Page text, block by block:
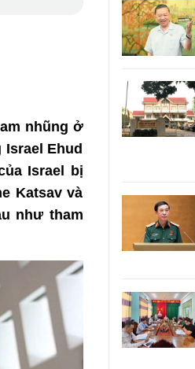
nhũng ở
Ehud
Israel bị
Katsav và
như tham